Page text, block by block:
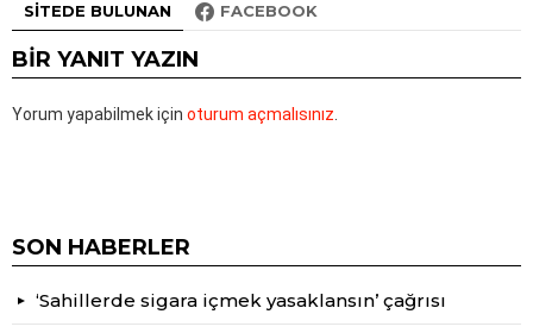
SITEDE BULUNAN FACEBOOK
BIR YANIT YAZIN
Yorum yapabilmek için oturum açmalısınız
SON HABERLER
‘Sahillerde sigara içmek yasaklansın’ çağrısı